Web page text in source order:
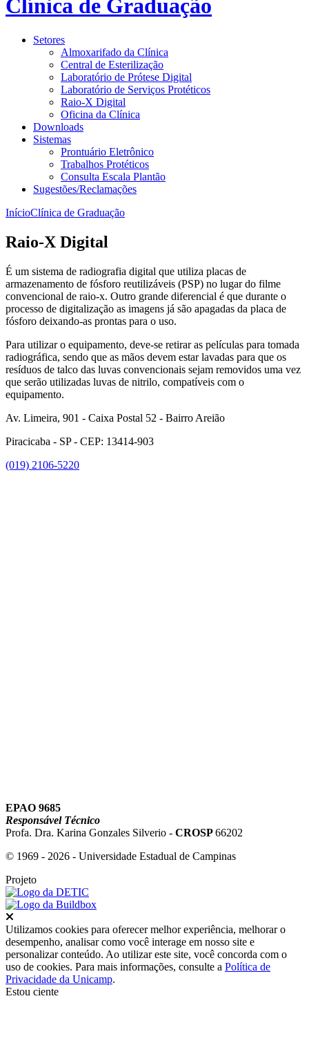
Clínica de Graduação
Setores
Almoxarifado da Clínica
Central de Esterilização
Laboratório de Prótese Digital
Laboratório de Serviços Protéticos
Raio-X Digital
Oficina da Clínica
Downloads
Sistemas
Prontuário Eletrônico
Trabalhos Protéticos
Consulta Escala Plantão
Sugestões/Reclamações
InícioClínica de Graduação
Raio-X Digital
É um sistema de radiografia digital que utiliza placas de
armazenamento de fósforo reutilizáveis (PSP) no lugar do filme
convencional de raio-x. Outro grande diferencial é que durante o
processo de digitalização as imagens já são apagadas da placa de
fósforo deixando-as prontas para o uso.
Para utilizar o equipamento, deve-se retirar as películas para tomada
radiográfica, sendo que as mãos devem estar lavadas para que os
resíduos de talco das luvas convencionais sejam removidos uma vez
que serão utilizadas luvas de nitrilo, compatíveis com o
equipamento.
Av. Limeira, 901 - Caixa Postal 52 - Bairro Areião
Piracicaba - SP - CEP: 13414-903
(019) 2106-5220
EPAO 9685
Responsável Técnico
Profa. Dra. Karina Gonzales Silverio - CROSP66202
© 1969 - 2026 - Universidade Estadual de Campinas
Projeto
Utilizamos cookies para oferecer melhor experiência, melhorar o
desempenho, analisar como você interage em nosso site e
personalizar conteúdo. Ao utilizar este site, você concorda com o
uso de cookies. Para mais informações, consulte a Política de
Privacidade da Unicamp.
Estou ciente